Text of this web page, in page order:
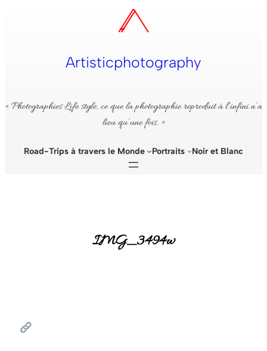
Artisticphotography
« Photographies Life style, ce que la photographie reproduit à l’infini n’a
lieu qu’une fois. »
Road-Trips à travers le Monde Portraits Noir et Blanc
IMG_3494w